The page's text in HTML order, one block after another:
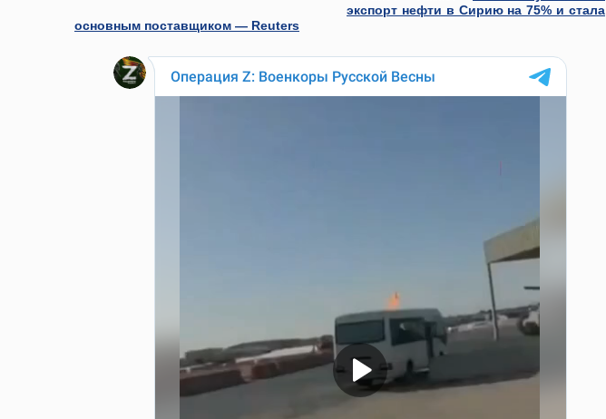
экспорт нефти в Сирию на 75% и стала
основным поставщиком — Reuters